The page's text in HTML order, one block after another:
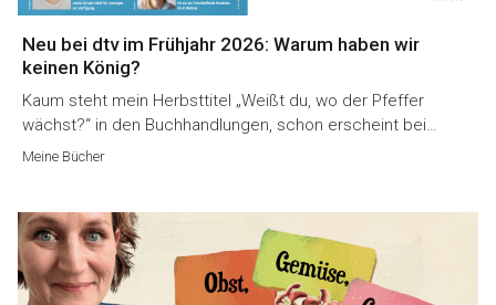
Neu bei dtv im Frühjahr 2026: Warum haben wir
keinen König?
Kaum steht mein Herbsttitel „Weißt du, wo der Pfeffer
wächst?“ in den Buchhandlungen, schon erscheint bei…
Meine Bücher